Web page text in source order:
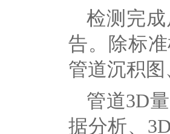
检测完
告。除标
管道沉积
管道3D
据分析、